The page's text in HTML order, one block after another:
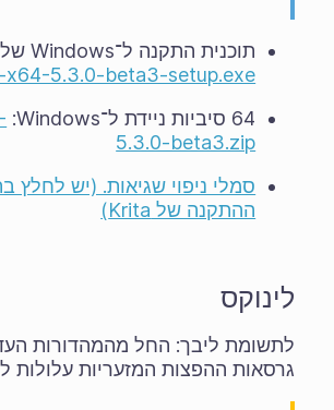
תוכנית התקנה ל־Windows של 64 סיביות:
x64-5.3.0-beta3-setup.exe
64 סיביות ניידת ל־Windows‏:
5.3.0-beta3.zip
סמלי ניפוי שגיאות. (יש לחלץ
ההתקנה של Krita)
לינוקס
לתשומת ליבך: החל מהמהדורות
גרסאות ההפצות המזעריות עלולות